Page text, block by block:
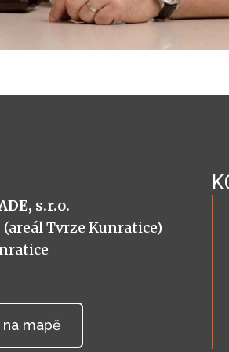
s.r.o.
(areál Tvrze Kunratice)
mapě